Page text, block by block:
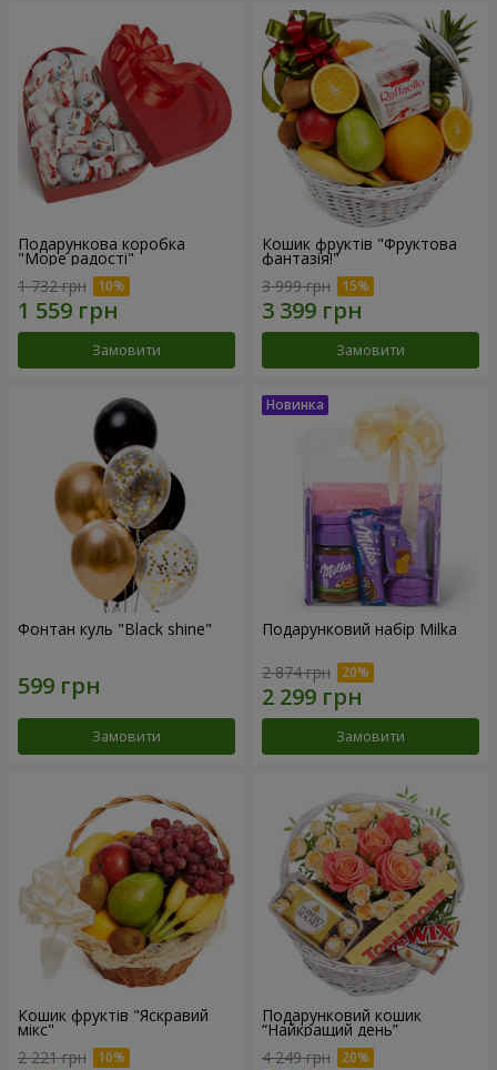
Подарункова коробка
"Море радості"
1 732 грн
Замовити
Кошик фруктів "Фруктова
фантазія!"
3 999 грн
Замовити
Фонтан куль "Black shine"
Замовити
Подарунковий набір Milka
2 874 грн
Замовити
Кошик фруктів "Яскравий
мікс"
2 221 грн
Подарунковий кошик
“Найкращий день”
4 249 грн